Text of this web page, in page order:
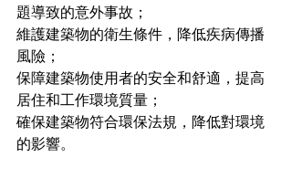
題導致的意外事故；
維護建築物的衛生條件，降低疾病傳播
風險；
保障建築物使用者的安全和舒適，提高
居住和工作環境質量；
確保建築物符合環保法規，降低對環境
的影響。